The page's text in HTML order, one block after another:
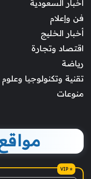
أخبار السعودية
فن وإعلام
أخبار الخليج
اقتصاد وتجارة
رياضة
تقنية وتكنولوجيا وعلوم
منوعات